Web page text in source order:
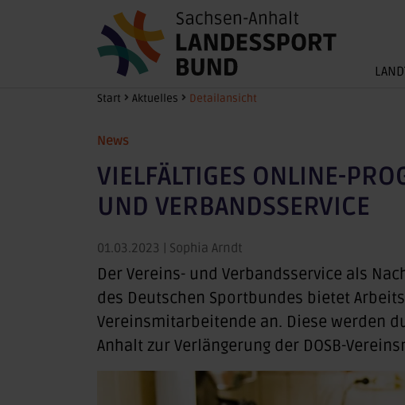
Zum Hauptinhalt springen
Sie sind hier:
Start Aktuelles Detailansicht
News
VIELFÄLTIGES ONLINE-
UND VERBANDSSERVICE
01.03.2023 | Sophia Arndt
Der Vereins- und Verbandsservice als
des Deutschen Sportbundes bietet
Vereinsmitarbeitende an. Diese werden
Anhalt zur Verlängerung der DOSB-